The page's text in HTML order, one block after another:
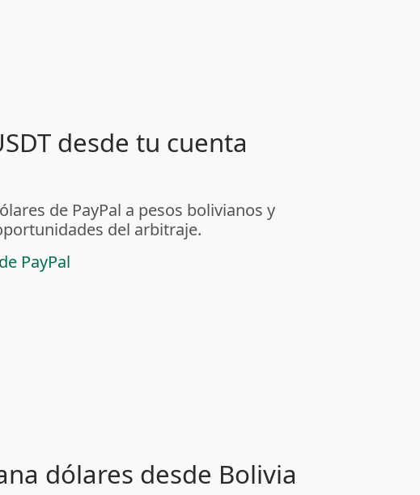
desde tu cuenta
de PayPal a pesos bolivianos y
del arbitraje.
PayPal
dólares desde Bolivia